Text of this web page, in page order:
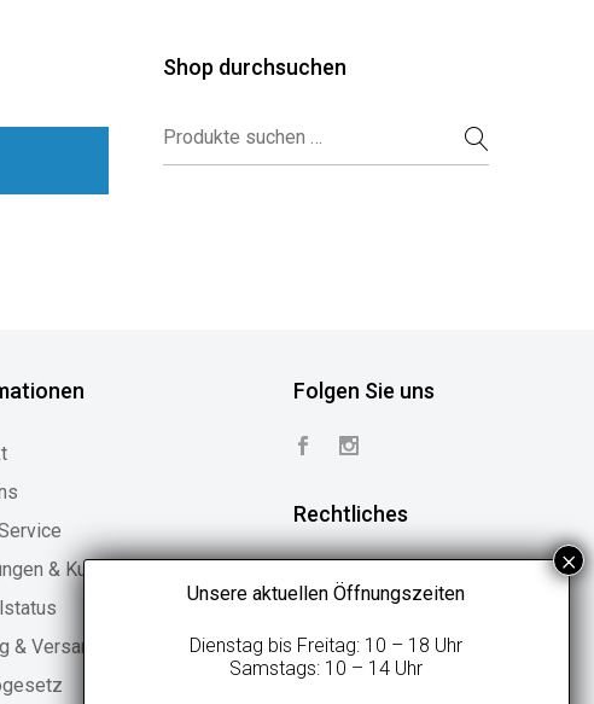
Shop durchsuchen
Suchen nach:
& Kundenstimmen
& Versand
Folgen Sie uns
Rechtliches
Vertrag widerrufen
Geschäftsbedingungen
Unsere aktuellen Öffnungszeiten
Dienstag bis Freitag: 10 – 18 Uhr
Samstags: 10 – 14 Uhr